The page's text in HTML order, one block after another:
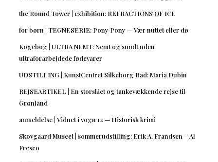
the Round Tower | exhibition: REFRACTIONS OF ICE
for børn | TEGNESERIE: Pony Pony — Vær nuttet eller dø
Kogebog | ULTRA NEMT: Nemt og sundt uden
ultraforarbejdede fødevarer
UDSTILLING | KunstCentret Silkeborg Bad: Maria Dubin
REJSEARTIKEL | En storslået og tankevækkende rejse til
Grønland
anmeldelse | Vidnet i vogn 12 — Historisk krimi
Skovgaard Museet | sommerudstilling: Erik A. Frandsen – Al
Fresco